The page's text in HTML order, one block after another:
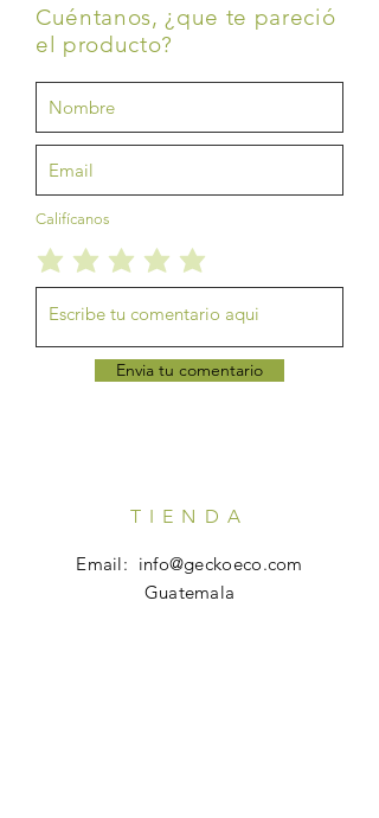
Cuéntanos, ¿que te pareció
el producto?
Califícanos
Envia tu comentario
TIENDA
Email: info@geckoeco.com
Guatemala